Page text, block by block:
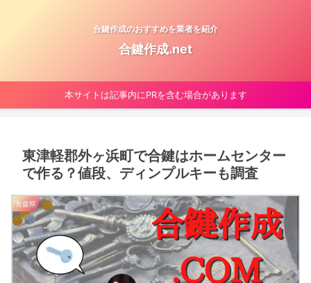
合鍵作成のおすすめを業者を紹介
合鍵作成.net
本サイトは記事内にPRを含む場合があります
東津軽郡外ヶ浜町で合鍵はホームセンター
で作る？値段、ディンプルキーも調査
青森県